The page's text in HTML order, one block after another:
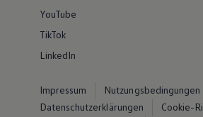
YouTube
TikTok
LinkedIn
Impressum
Nutzungsbedingungen
Datenschutzerklärungen
Cookie-